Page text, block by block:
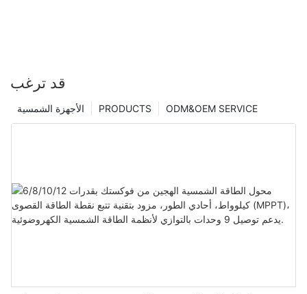
قد ترغب
ODM&OEM SERVICE
PRODUCTS الأجهزة الشمسية